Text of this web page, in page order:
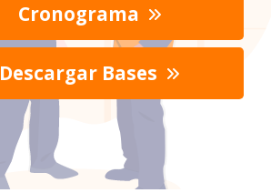
Cronograma
Descargar Bases